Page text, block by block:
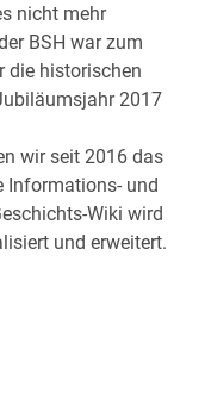
nicht mehr
BSH war zum
die historischen
2017
wir seit 2016 das
Informations- und
Wiki wird
und erweitert.